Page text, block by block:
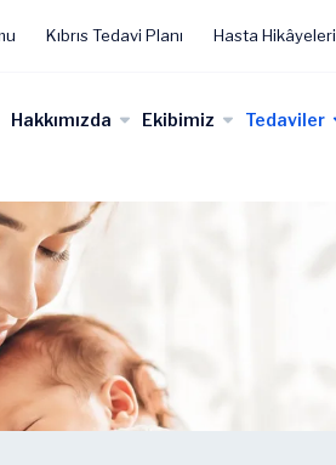
Kıbrıs Tedavi Planı Hasta Hikâyeleri
Hakkımızda Ekibimiz Tedaviler